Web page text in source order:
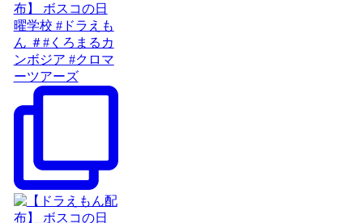
布】 ボスコの日
曜学校 #ドラえも
ん ＃#くろまるカ
ンボジア #クロマ
ーツアーズ